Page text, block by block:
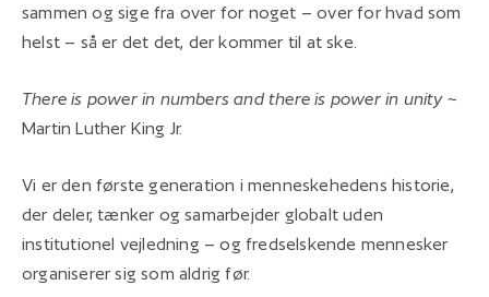
sammen og sige fra over for noget – over for hvad som
helst – så er det det, der kommer til at ske.
There is power in numbers and there is power in unity~
Martin Luther King Jr.
Vi er den første generation i menneskehedens historie,
der deler, tænker og samarbejder globalt uden
institutionel vejledning – og fredselskende mennesker
organiserer sig som aldrig før.